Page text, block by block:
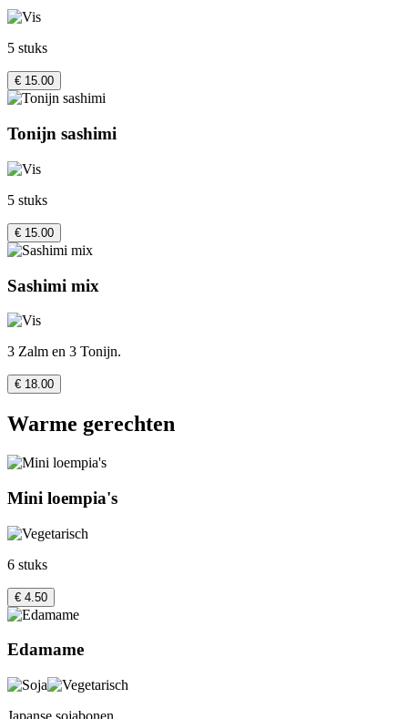
5 stuks
€ 15.00
Tonijn sashimi
5 stuks
€ 15.00
Sashimi mix
3 Zalm en 3 Tonijn.
€ 18.00
Warme gerechten
Mini loempia's
6 stuks
€ 4.50
Edamame
Japanse sojabonen